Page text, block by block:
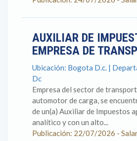
AUXILIAR DE
EMPRESA DE
Ubicación: Bogota D.c. |
Dc
Empresa del sector de
automotor de carga, se
de un(a) Auxiliar de Impuestos
analítico y con un alto...
Publicación: 22/07/2026 -